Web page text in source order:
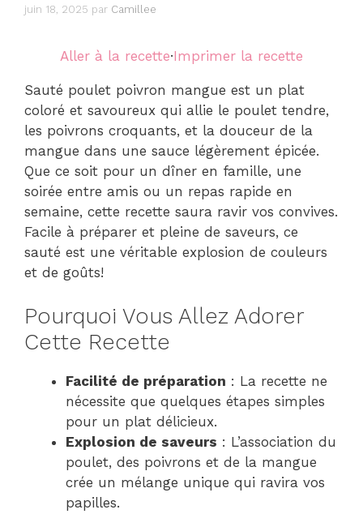
juin 18, 2025 par Camillee
Aller à la recette·Imprimer la recette
Sauté poulet poivron mangue est un plat
coloré et savoureux qui allie le poulet tendre,
les poivrons croquants, et la douceur de la
mangue dans une sauce légèrement épicée.
Que ce soit pour un dîner en famille, une
soirée entre amis ou un repas rapide en
semaine, cette recette saura ravir vos convives.
Facile à préparer et pleine de saveurs, ce
sauté est une véritable explosion de couleurs
et de goûts!
Pourquoi Vous Allez Adorer
Cette Recette
Facilité de préparation : La recette ne
nécessite que quelques étapes simples
pour un plat délicieux.
Explosion de saveurs : L’association du
poulet, des poivrons et de la mangue
crée un mélange unique qui ravira vos
papilles.